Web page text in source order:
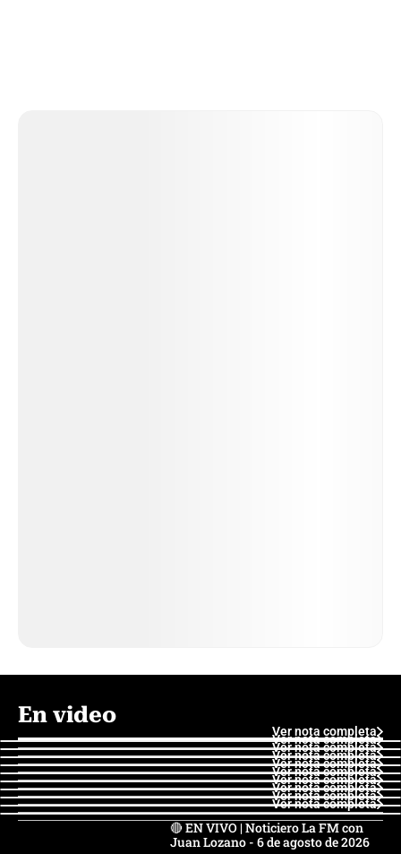
En video
Ver nota completa
Ver nota completa
Ver nota completa
Ver nota completa
Ver nota completa
Ver nota completa
Ver nota completa
Ver nota completa
Ver nota completa
Ver nota completa
🔴 EN VIVO | Noticiero La FM con
Juan Lozano - 6 de agosto de 2026